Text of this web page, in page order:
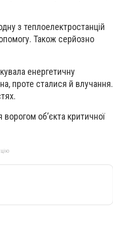
з теплоелектростанцій
Також серйозно
енергетичну
проте сталися й влучання.
об’єкта критичної